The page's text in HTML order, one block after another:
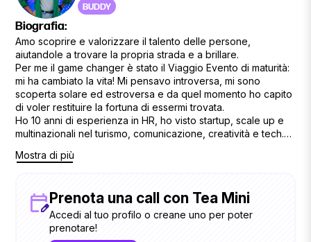
BUDDY
Biografia:
Amo scoprire e valorizzare il talento delle persone,
aiutandole a trovare la propria strada e a brillare.
Per me il game changer è stato il Viaggio Evento di maturità:
mi ha cambiato la vita! Mi pensavo introversa, mi sono
scoperta solare ed estroversa e da quel momento ho capito
di voler restituire la fortuna di essermi trovata.
Ho 10 anni di esperienza in HR, ho visto startup, scale up e
multinazionali nel turismo, comunicazione, creatività e tech.
un bivio, prenota una chiamata con me e facciamo due
Mostra di più
Prenota una call con Tea Mini
Accedi al tuo profilo o creane uno per poter
prenotare!